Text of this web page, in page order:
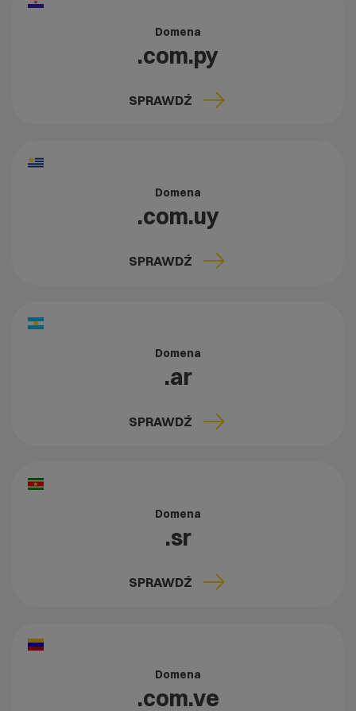
Domena
.com.py
SPRAWDŹ
Domena
.com.uy
SPRAWDŹ
Domena
.ar
SPRAWDŹ
Domena
.sr
SPRAWDŹ
Domena
.com.ve